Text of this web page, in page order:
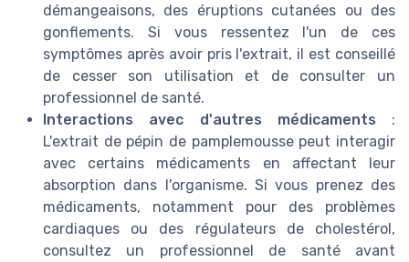
démangeaisons, des éruptions cutanées ou des
gonflements. Si vous ressentez l'un de ces
symptômes après avoir pris l'extrait, il est conseillé
de cesser son utilisation et de consulter un
professionnel de santé.
Interactions avec d'autres médicaments :
L'extrait de pépin de pamplemousse peut interagir
avec certains médicaments en affectant leur
absorption dans l'organisme. Si vous prenez des
médicaments, notamment pour des problèmes
cardiaques ou des régulateurs de cholestérol,
consultez un professionnel de santé avant